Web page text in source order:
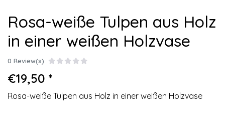
Rosa-weiße Tulpen aus Holz
in einer weißen Holzvase
0 Review(s)
€19,50 *
Rosa-weiße Tulpen aus Holz in einer weißen Holzvase